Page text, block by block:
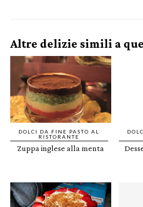
Altre delizie simili a
DOLCI DA FINE PASTO AL
RISTORANTE
Zuppa inglese alla menta